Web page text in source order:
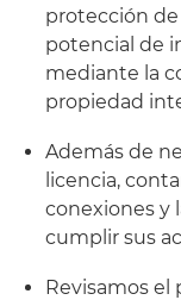
protección de
potencial de
mediante la
propiedad
Además de
licencia,
conexiones y
cumplir sus
Revisamos el